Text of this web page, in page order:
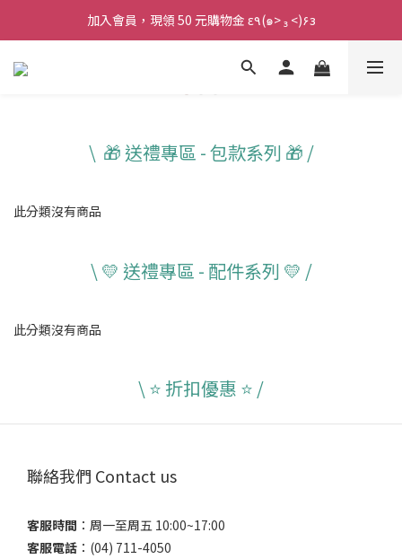
加入會員，現領 50 元購物金 ε٩(๑> ₃ <)۶з
加入會員，現領 50 元購物金 ε٩(๑> ₃ <)۶з
全館滿 800 元 就免運 🚚
\ 🎁 送禮專區 - 包款系列 🎁 /
此分類沒有商品
\ 💛 送禮專區 - 配件系列 💛 /
此分類沒有商品
\ ⭐️ 折扣優惠 ⭐️ /
聯絡我們 Contact us
客服時間 ：​周一至周五 10:00~17:00
客服電話 ​：(04) 711-4050